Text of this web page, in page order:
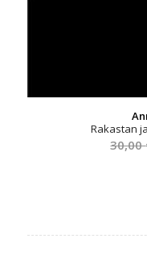
Rakastan
30,00